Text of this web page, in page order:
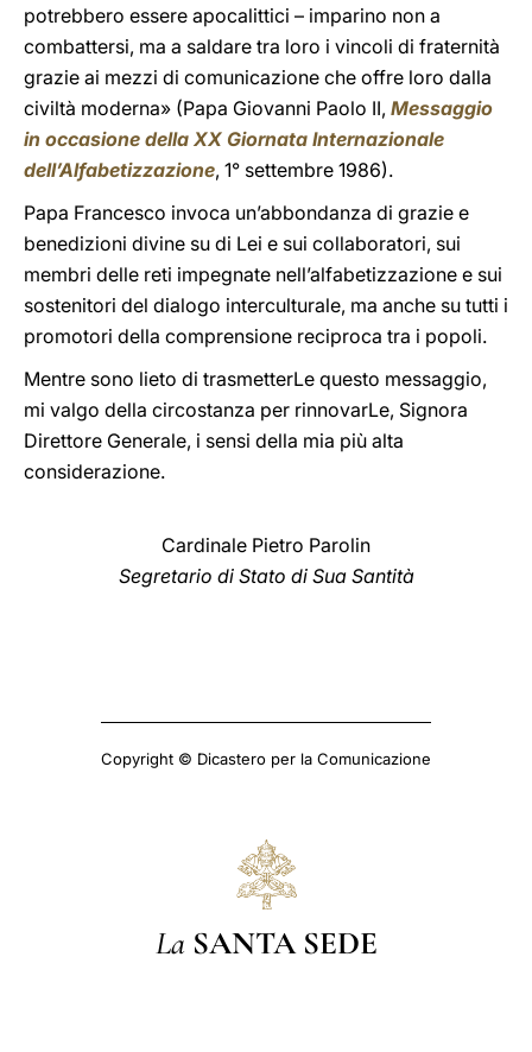
potrebbero essere apocalittici – imparino non a
combattersi, ma a saldare tra loro i vincoli di fraternità
grazie ai mezzi di comunicazione che offre loro dalla
civiltà moderna» (Papa Giovanni Paolo II, Messaggio
in occasione della XX Giornata Internazionale
dell’Alfabetizzazione, 1° settembre 1986).
Papa Francesco invoca un’abbondanza di grazie e
benedizioni divine su di Lei e sui collaboratori, sui
membri delle reti impegnate nell’alfabetizzazione e sui
sostenitori del dialogo interculturale, ma anche su tutti i
promotori della comprensione reciproca tra i popoli.
Mentre sono lieto di trasmetterLe questo messaggio,
mi valgo della circostanza per rinnovarLe, Signora
Direttore Generale, i sensi della mia più alta
considerazione.
Cardinale Pietro Parolin
Segretario di Stato di Sua Santità
Copyright © Dicastero per la Comunicazione
La SANTA SEDE